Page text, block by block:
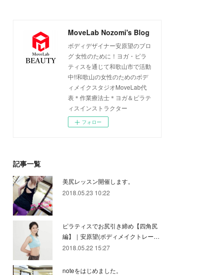
MoveLab Nozomi's Blog
ボディデザイナー安原望のブロ
グ 女性のために！ヨガ・ピラ
ティスを通じて和歌山市で活動
中!!和歌山の女性のためのボデ
ィメイクスタジオMoveLab代
表＊作業療法士＊ヨガ＆ピラテ
ィスインストラクター
フォロー
記事一覧
美尻レッスン開催します。
2018.05.23 10:22
ピラティスでお尻引き締め【四角尻
編】｜安原望(ボディメイクトレー…
2018.05.22 15:27
noteをはじめました。